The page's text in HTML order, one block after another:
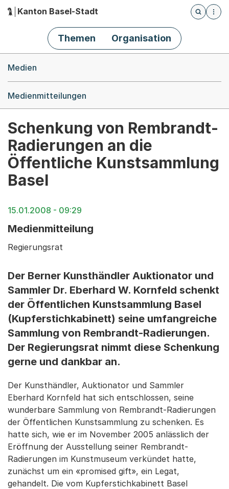
Hauptnavigation
Kanton Basel-Stadt
Öffnet
Themen Organisation
Medien
Medienmitteilungen
Schenkung von Rembrandt-
Radierungen an die
Öffentliche Kunstsammlung
Basel
15.01.2008 - 09:29
Medienmitteilung
Regierungsrat
Der Berner Kunsthändler Auktionator und
Sammler Dr. Eberhard W. Kornfeld schenkt
der Öffentlichen Kunstsammlung Basel
(Kupferstichkabinett) seine umfangreiche
Sammlung von Rembrandt-Radierungen.
Der Regierungsrat nimmt diese Schenkung
gerne und dankbar an.
Der Kunsthändler, Auktionator und Sammler
Eberhard Kornfeld hat sich entschlossen, seine
wunderbare Sammlung von Rembrandt-Radierungen
der Öffentlichen Kunstsammlung zu schenken. Es
hatte sich, wie er im November 2005 anlässlich der
Eröffnung der Ausstellung seiner Rembrandt-
Radierungen im Kunstmuseum verkündet hatte,
zunächst um ein «promised gift», ein Legat,
gehandelt. Die vom Kupferstichkabinett Basel